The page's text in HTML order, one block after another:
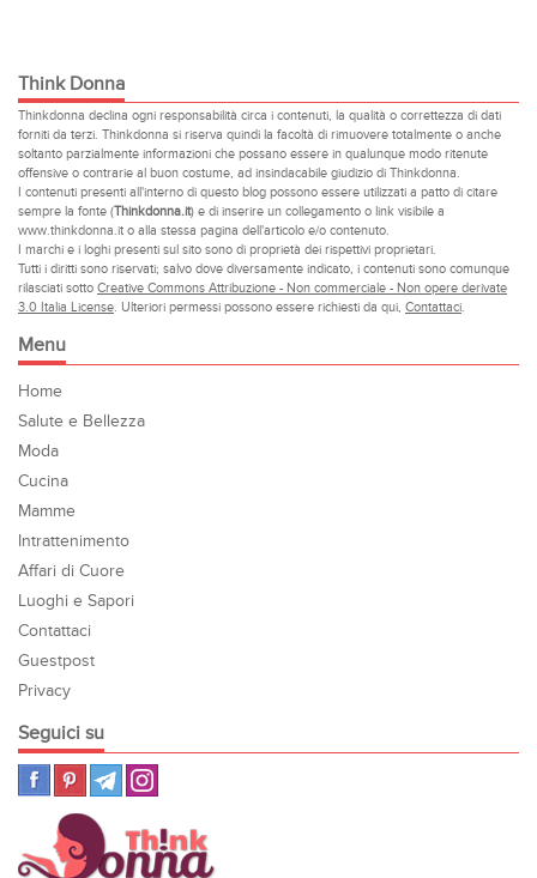
Think Donna
Thinkdonna declina ogni responsabilità circa i contenuti, la qualità o correttezza di dati
forniti da terzi. Thinkdonna si riserva quindi la facoltà di rimuovere totalmente o anche
soltanto parzialmente informazioni che possano essere in qualunque modo ritenute
offensive o contrarie al buon costume, ad insindacabile giudizio di Thinkdonna.
I contenuti presenti all'interno di questo blog possono essere utilizzati a patto di citare
sempre la fonte (Thinkdonna.it) e di inserire un collegamento o link visibile a
www.thinkdonna.it o alla stessa pagina dell'articolo e/o contenuto.
I marchi e i loghi presenti sul sito sono di proprietà dei rispettivi proprietari.
Tutti i diritti sono riservati; salvo dove diversamente indicato, i contenuti sono comunque
rilasciati sotto Creative Commons Attribuzione - Non commerciale - Non opere derivate
3.0 Italia License. Ulteriori permessi possono essere richiesti da qui, Contattaci.
Menu
Home
Salute e Bellezza
Moda
Cucina
Mamme
Intrattenimento
Affari di Cuore
Luoghi e Sapori
Contattaci
Guestpost
Privacy
Seguici su